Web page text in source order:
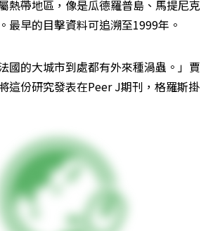
熱帶地區，像是瓜德羅普島、馬提尼克
最早的目擊資料可追溯至1999年。
國的大城市到處都有外來種渦蟲。」賈
這份研究發表在Peer J期刊，格羅斯掛